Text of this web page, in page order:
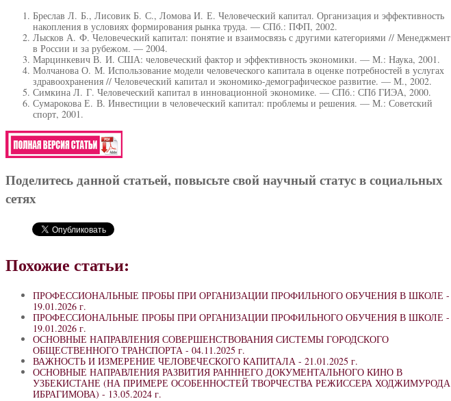
Бреслав Л. Б., Лисовик Б. С., Ломова И. Е. Человеческий капитал. Организация и эффективность
накопления в условиях формирования рынка труда. — СПб.: ПФП, 2002.
Лысков А. Ф. Человеческий капитал: понятие и взаимосвязь с другими категориями // Менеджмент
в России и за рубежом. — 2004.
Марцинкевич В. И. США: человеческий фактор и эффективность экономики. — М.: Наука, 2001.
Молчанова О. М. Использование модели человеческого капитала в оценке потребностей в услугах
здравоохранения // Человеческий капитал и экономико-демографическое развитие. — М., 2002.
Симкина Л. Г. Человеческий капитал в инновационной экономике. — СПб.: СПб ГИЭА, 2000.
Сумарокова Е. В. Инвестиции в человеческий капитал: проблемы и решения. — М.: Советский
спорт, 2001.
Поделитесь данной статьей, повысьте свой научный статус в социальных
сетях
Похожие статьи:
ПРОФЕССИОНАЛЬНЫЕ ПРОБЫ ПРИ ОРГАНИЗАЦИИ ПРОФИЛЬНОГО ОБУЧЕНИЯ В ШКОЛЕ -
19.01.2026 г.
ПРОФЕССИОНАЛЬНЫЕ ПРОБЫ ПРИ ОРГАНИЗАЦИИ ПРОФИЛЬНОГО ОБУЧЕНИЯ В ШКОЛЕ -
19.01.2026 г.
ОСНОВНЫЕ НАПРАВЛЕНИЯ СОВЕРШЕНСТВОВАНИЯ СИСТЕМЫ ГОРОДСКОГО
ОБЩЕСТВЕННОГО ТРАНСПОРТА - 04.11.2025 г.
ВАЖНОСТЬ И ИЗМЕРЕНИЕ ЧЕЛОВЕЧЕСКОГО КАПИТАЛА - 21.01.2025 г.
ОСНОВНЫЕ НАПРАВЛЕНИЯ РАЗВИТИЯ РАНННЕГО ДОКУМЕНТАЛЬНОГО КИНО В
УЗБЕКИСТАНЕ (НА ПРИМЕРЕ ОСОБЕННОСТЕЙ ТВОРЧЕСТВА РЕЖИССЕРА ХОДЖИМУРОДА
ИБРАГИМОВА) - 13.05.2024 г.